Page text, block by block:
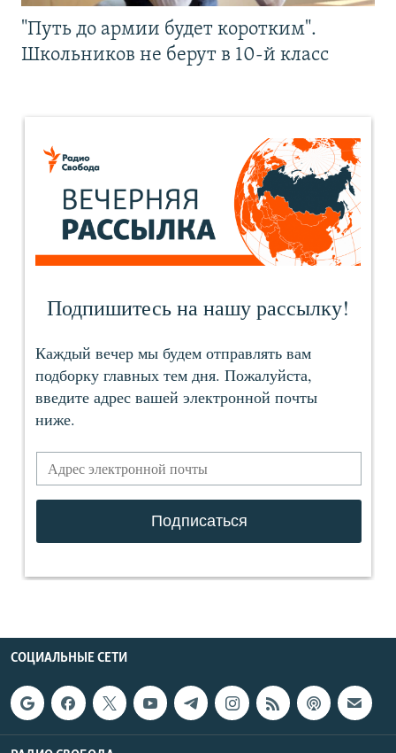
"Путь до армии будет коротким".
Школьников не берут в 10-й класс
СОЦИАЛЬНЫЕ СЕТИ